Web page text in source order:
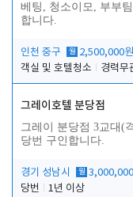
베팅, 청소이모, 부부
합니다.
인천 중구 월 2,500,000원
객실 및 호텔청소
경력무
그레이호텔 분당점
그레이 분당점 3교대(
당번 구인합니다.
경기 성남시 월
당번
1년 이상